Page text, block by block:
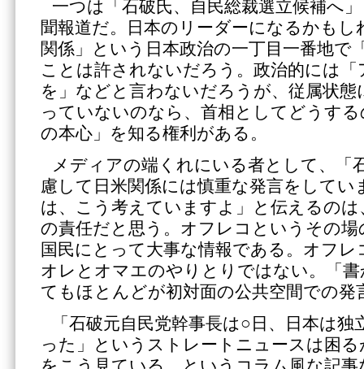
一つは「石破氏、自民総裁選立候補へ
聞報道だ。日本のリーダーになるかもし
関係」という日本政治の一丁目一番地で
ことは許されないだろう。政治的には
を」などと言わないだろうが、従属状態
っていないのなら、首相としてどうす
の本心」を知る権利がある。
メディアの端くれにいる者として、「
慮して日米関係には慎重な発言をしてい
は、こう考えていますよ」と伝えるの
の責任だと思う。オフレコというその
国民にとって大事な情報である。オフ
オレとオマエのやりとりではない。「
てもほとんどが初対面の公共空間での発
「石破元自民党幹事長は○日、日本は
った」というストレートニュースは困